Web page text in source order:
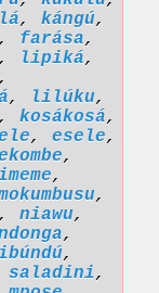
, kángú,
, farása,
, lipiká,
,
, lilúku,
, kosákosá,
, esele,
,
,
,
, niawu,
,
,
saladini,